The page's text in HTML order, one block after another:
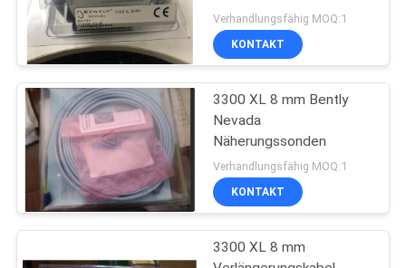
Verhandlungsfähig MOQ:1
KONTAKT
3300 XL 8 mm Bently
Nevada
Näherungssonden
Verhandlungsfähig MOQ:1
KONTAKT
3300 XL 8 mm